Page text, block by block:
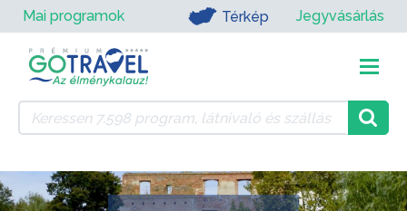
Mai programok Térkép Jegyvásárlás